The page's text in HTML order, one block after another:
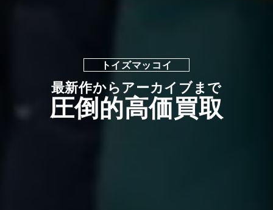
トイズマッコイ
最新作からアーカイブまで
圧倒的高価買取